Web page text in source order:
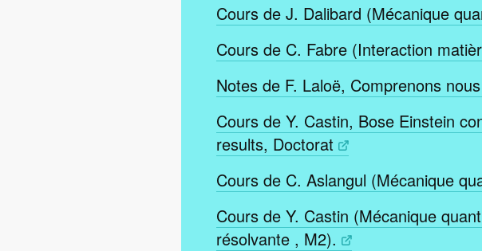
Cours de J. Dalibard (Mécanique
Cours de C. Fabre (Interaction
Notes de F. Laloë, Comprenons
Cours de Y. Castin, Bose Einstein
results, Doctorat
Cours de C. Aslangul (Mécanique
Cours de Y. Castin (Mécanique
résolvante , M2).